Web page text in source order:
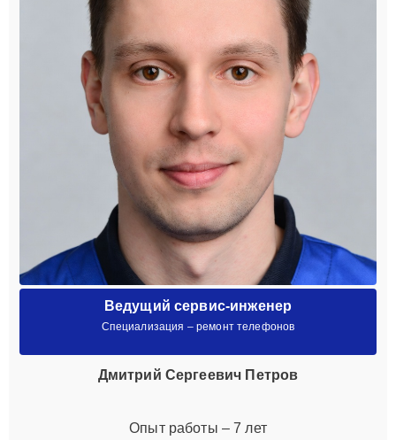
Ведущий сервис-инженер
Специализация – ремонт телефонов
Дмитрий Сергеевич Петров
Опыт работы – 7 лет